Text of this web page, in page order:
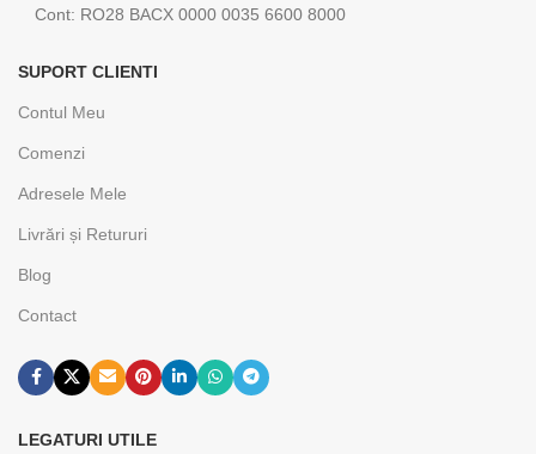
Cont: RO28 BACX 0000 0035 6600 8000
SUPORT CLIENTI
Contul Meu
Comenzi
Adresele Mele
Livrări și Retururi
Blog
Contact
LEGATURI UTILE